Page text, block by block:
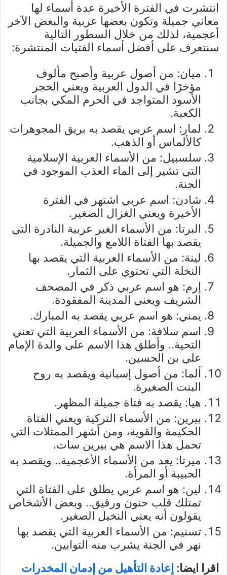
انتشرت في الفترة الأخيرة عدة أسماء لها
معاني جميلة وتكون بعضها عربية والبعض الآخر
أعجمية، لذلك من خلال السطور التالية
سنتعرف على أفضل أسماء الفتيات المنتشرة:
ميان: من أصول عربية وأصبح مألوف
مؤخرًا في الدول العربية ويعني الحجر
الأسود المتواجد في الحرم المكي بجانب
الكعبة.
لمار: اسم عربي يقصد به بريق المجوهرات
كالألماس أو الذهب.
سلسبيل: من الأسماء العربية الإسلامية
التي تشير إلى الماء العذب الموجود في
الجنة.
شادن: اسم عربي اشتهر في الفترة
الأخيرة ويعني الغزال الصغير.
البرتا: من الأسماء الغير عربية النادرة التي
يقصد بها الفتاة اللامع والجميلة.
لينة: من الأسماء العربية التي يقصد بها
النخلة التي تحتوي على الثمار.
إرم: هو اسم عربي ذكر في المصحف
الشريف ويعني المدينة المفقودة.
يمني: هو اسم عربي يقصد به المبارك.
اسم سلافة: من الأسماء العربية التي تعني
التحية.. وأطلق هذا الاسم على والدة الإمام
علي بن الحسين.
ألما: من أصول إسبانية ويقصد به روح
البنت الصغيرة.
هيا: يقصد به فتاة جميلة المظهر.
بيرين: من الأسماء التركية ويعني الفتاة
الحكيمة والقوية، ومن أشهر الممثلات التي
تحمل هذا الاسم هي بيرين سات.
ميرتا: يعد من الأسماء الأعجمية.. ويقصد به
الحبيبة أو المرأة.
لين: هو اسم عربي يطلق على الفتاة التي
تمتلك قلب حنون ورقيق.. وبعض الأشخاص
يقولون أنه يعني النخيل الصغير.
تسنيم: من الأسماء العربية التي يقصد بها
نهر في الجنة يشرب منه التوابين.
اقرا ايضا: إعادة التأهيل من إدمان المخدرات